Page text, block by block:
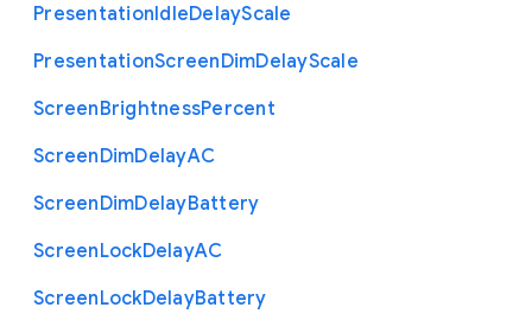
PresentationIdleDelayScale
PresentationScreenDimDelayScale
ScreenBrightnessPercent
ScreenDimDelayAC
ScreenDimDelayBattery
ScreenLockDelayAC
ScreenLockDelayBattery